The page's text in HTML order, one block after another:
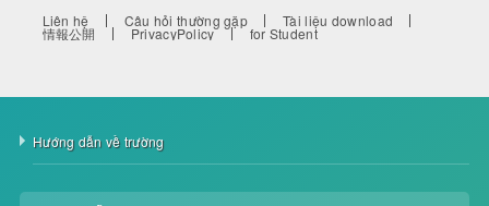
Liên hệ Câu hỏi thường gặp Tài liệu download
情報公開 PrivacyPolicy for Student
Hướng dẫn về trường